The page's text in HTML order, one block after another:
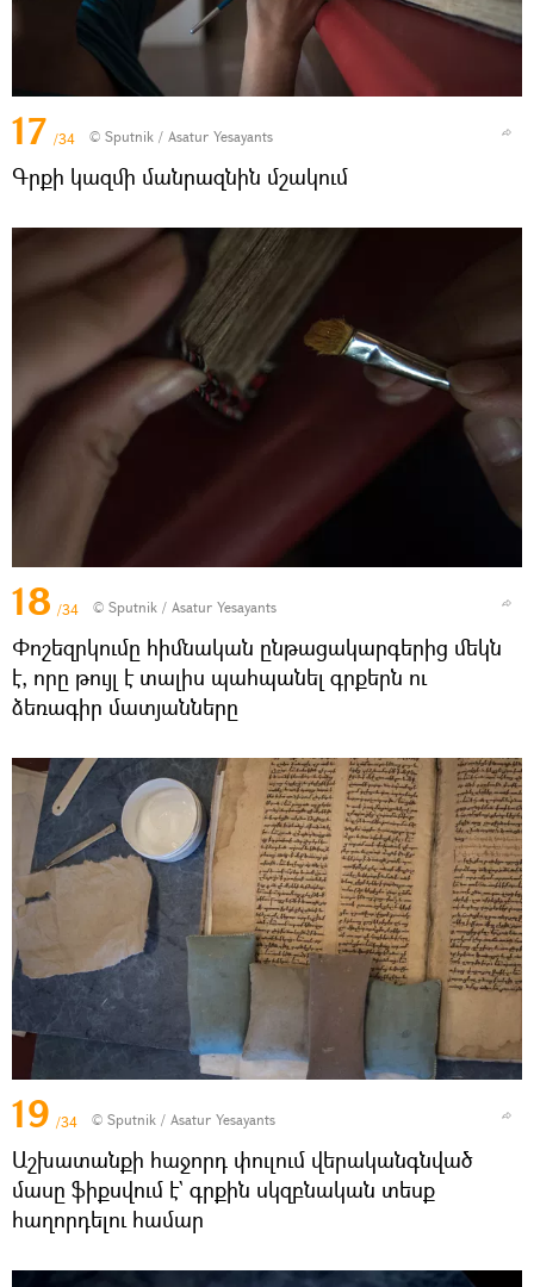
17 /34 © Sputnik / Asatur Yesayants
Գրքի կազմի մանրազնին մշակում
18 /34 © Sputnik / Asatur Yesayants
Փոշեզրկումը հիմնական ընթացակարգերից մեկն
է, որը թույլ է տալիս պահպանել գրքերն ու
ձեռագիր մատյանները
19 /34 © Sputnik / Asatur Yesayants
Աշխատանքի հաջորդ փուլում վերականգնված
մասը ֆիքսվում է` գրքին սկզբնական տեսք
հաղորդելու համար